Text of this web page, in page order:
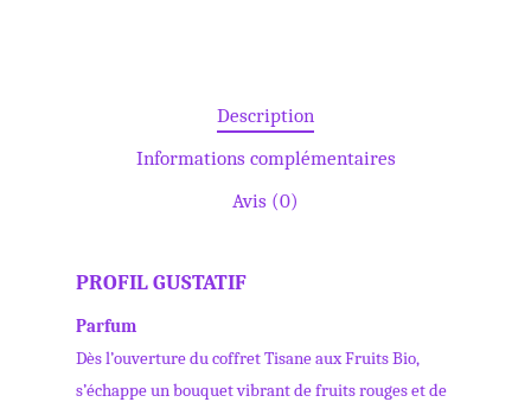
Description
Informations complémentaires
Avis (0)
PROFIL GUSTATIF
Parfum
Dès l’ouverture du coffret Tisane aux Fruits Bio,
s’échappe un bouquet vibrant de fruits rouges et de